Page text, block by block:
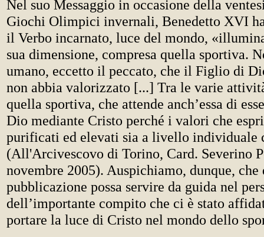
Nel suo Messaggio in occasione della
Giochi Olimpici invernali, Benedetto XVI
il Verbo incarnato, luce del mondo,
sua dimensione, compresa quella sportiva.
umano, eccetto il peccato, che il Figlio di
non abbia valorizzato [...] Tra le varie
quella sportiva, che attende anch’essa di
Dio mediante Cristo perché i valori che
purificati ed elevati sia a livello individuale
(All'Arcivescovo di Torino, Card. Severino
novembre 2005). Auspichiamo, dunque, che
pubblicazione possa servire da guida nel
dell’importante compito che ci è stato
portare la luce di Cristo nel mondo dello